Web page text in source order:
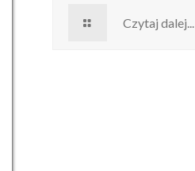
Czytaj dalej...